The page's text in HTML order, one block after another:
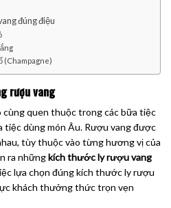
đúng điệu
(Champagne)
rượu vang
cùng quen thuộc trong các bữa tiệc
tiệc dùng món Âu. Rượu vang được
tùy thuộc vào từng hương vị của
ra nhữngkích thước ly rượu vang
lựa chọn đúng kích thước ly rượu
khách thưởng thức trọn vẹn